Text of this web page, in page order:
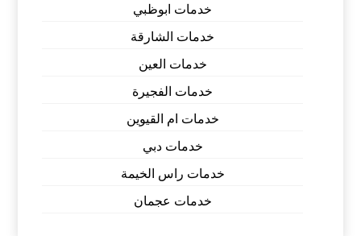
خدمات ابوظبي
خدمات الشارقة
خدمات العين
خدمات الفجيرة
خدمات ام القيوين
خدمات دبي
خدمات راس الخيمة
خدمات عجمان